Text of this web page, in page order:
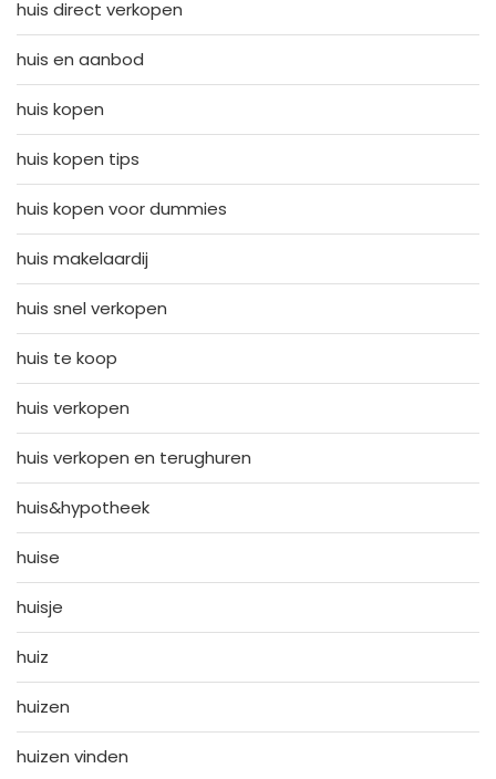
huis direct verkopen
huis en aanbod
huis kopen
huis kopen tips
huis kopen voor dummies
huis makelaardij
huis snel verkopen
huis te koop
huis verkopen
huis verkopen en terughuren
huis&hypotheek
huise
huisje
huiz
huizen
huizen vinden